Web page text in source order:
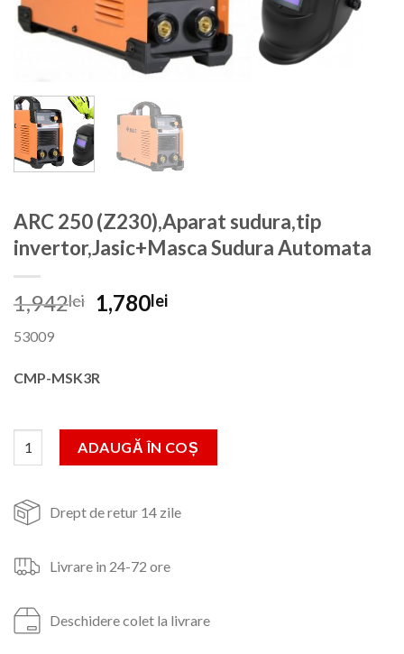
ARC 250 (Z230),Aparat sudura,tip
invertor,Jasic+Masca Sudura Automata
1,942lei
Prețul
inițial
fost:
1,942lei.
1,780leiPrețul
53009
CMP-MSK3R
Cantitate ARC 250 (Z230),Aparat sudura,tip
ADAUGĂ ÎN COȘ
Drept de retur 14 zile
Livrare in 24-72 ore
Deschidere colet la livrare